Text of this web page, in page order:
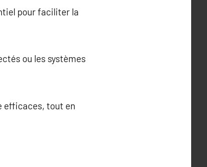
pour faciliter la
ou les systèmes
efficaces, tout en